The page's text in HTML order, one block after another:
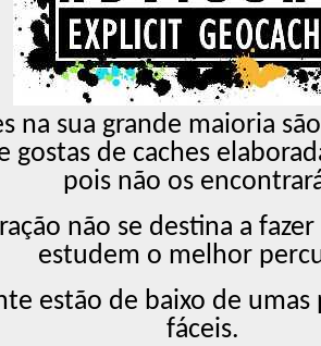
na sua grande maioria
gostas de caches
pois não os
não se destina a
estudem o melhor
estão de baixo de umas
fáceis.